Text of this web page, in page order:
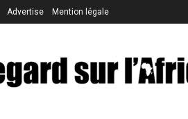
Advertise Mention légale